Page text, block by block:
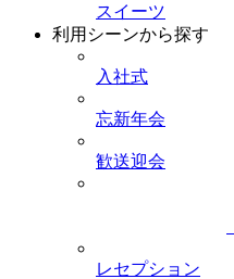
スイーツ
利用シーンから探す
入社式
忘新年会
歓送迎会
レセプション